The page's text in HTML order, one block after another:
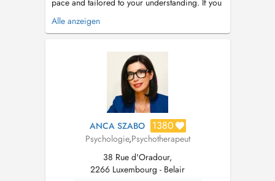
pace and tailored to your understanding. If you
are experiencing: Emotional difficulties such as
stress, anxiety, phobias, prolonged sadness, or
challenges in family, partnerships, work, or
Alle anzeigen
ANCA SZABO 1380
Psychologie,Psychotherapeut
38 Rue d'Oradour,
2266 Luxembourg - Belair